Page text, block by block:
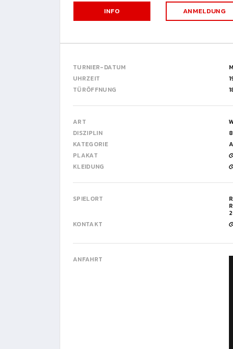
INFO ANMELDUNG
TURNIER-DATUM
UHRZEIT
TÜRÖFFNUNG
ART
DISZIPLIN
KATEGORIE
PLAKAT
KLEIDUNG
SPIELORT
KONTAKT
ANFAHRT